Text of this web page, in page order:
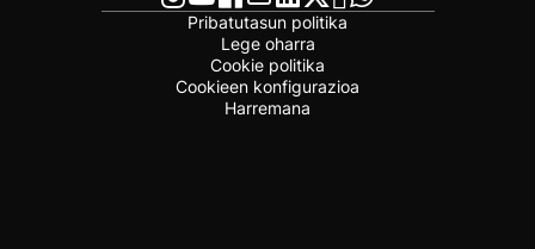
Pribatutasun politika
Lege oharra
Cookie politika
Cookieen konfigurazioa
Harremana